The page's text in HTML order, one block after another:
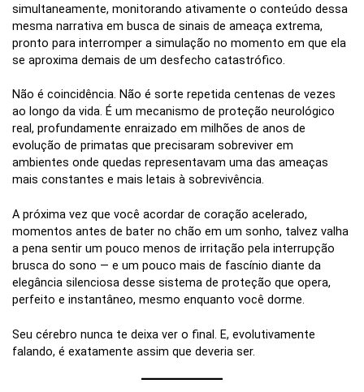
simultaneamente, monitorando ativamente o conteúdo dessa
mesma narrativa em busca de sinais de ameaça extrema,
pronto para interromper a simulação no momento em que ela
se aproxima demais de um desfecho catastrófico.
Não é coincidência. Não é sorte repetida centenas de vezes
ao longo da vida. É um mecanismo de proteção neurológico
real, profundamente enraizado em milhões de anos de
evolução de primatas que precisaram sobreviver em
ambientes onde quedas representavam uma das ameaças
mais constantes e mais letais à sobrevivência.
A próxima vez que você acordar de coração acelerado,
momentos antes de bater no chão em um sonho, talvez valha
a pena sentir um pouco menos de irritação pela interrupção
brusca do sono — e um pouco mais de fascínio diante da
elegância silenciosa desse sistema de proteção que opera,
perfeito e instantâneo, mesmo enquanto você dorme.
Seu cérebro nunca te deixa ver o final. E, evolutivamente
falando, é exatamente assim que deveria ser.